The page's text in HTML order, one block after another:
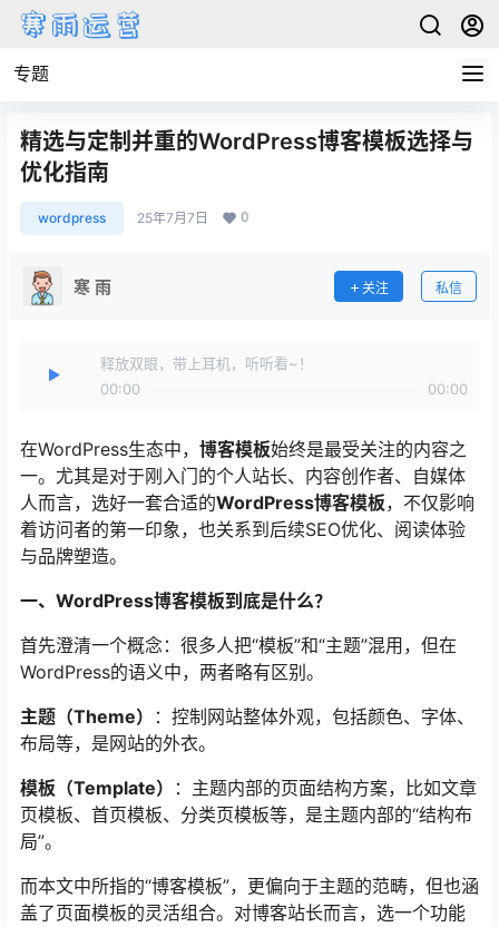
专题
精选与定制并重的WordPress博客模板选择与
优化指南
wordpress 25年7月7日 0
寒 雨 关注 私信
释放双眼，带上耳机，听听看~！
00:00
00:00
在WordPress生态中， 博客模板始终是最受关注的内容之
一。尤其是对于刚入门的个人站长、内容创作者、自媒体
人而言，选好一套合适的WordPress博客模板，不仅影响
着访问者的第一印象，也关系到后续SEO优化、阅读体验
与品牌塑造。
一、WordPress博客模板到底是什么？
首先澄清一个概念：很多人把“模板”和“主题”混用，但在
WordPress的语义中，两者略有区别。
主题（Theme）
：控制网站整体外观，包括颜色、字体、
布局等，是网站的外衣。
模板（Template）
：主题内部的页面结构方案，比如文章
页模板、首页模板、分类页模板等，是主题内部的“结构布
局”。
而本文中所指的“博客模板”，更偏向于主题的范畴，但也涵
盖了页面模板的灵活组合。对博客站长而言，选一个功能